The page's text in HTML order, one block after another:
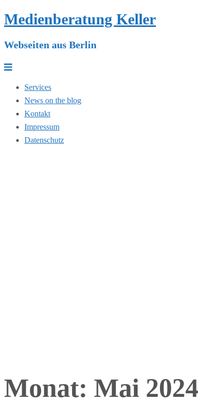
Zum
Inhalt
springen
Medienberatung Keller
Webseiten aus Berlin
Menü
Services
News on the blog
Kontakt
Impressum
Datenschutz
Monat: Mai 2024